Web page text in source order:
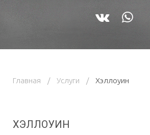
Главная Услуги Хэллоуин
ХЭЛЛОУИН